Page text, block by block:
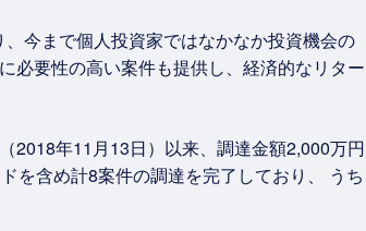
今まで個人投資家ではなかなか投資機会の
必要性の高い案件も提供し、経済的なリター
2018年11月13日）以来、調達金額2,000万円
を含め計8案件の調達を完了しており、 うち